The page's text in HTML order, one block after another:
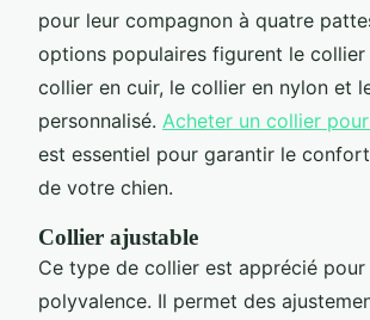
pour leur compagnon à quatre
options populaires figurent le collier
collier en cuir, le collier en nylon et
personnalisé. Acheter un collier
est essentiel pour garantir le
de votre chien.
Collier ajustable
Ce type de collier est apprécié pour
polyvalence. Il permet des